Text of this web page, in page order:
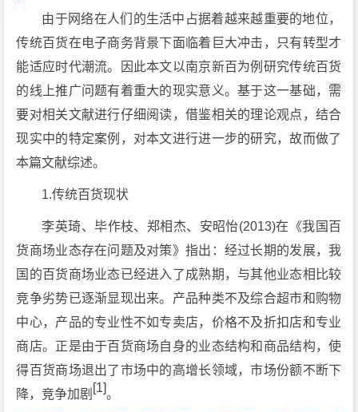
由于网络在人们的生活中占据着越来越重要的地位，
传统百货在电子商务背景下面临着巨大冲击，只有转型才
能适应时代潮流。因此本文以南京新百为例研究传统百货
的线上推广问题有着重大的现实意义。基于这一基础，需
要对相关文献进行仔细阅读，借鉴相关的理论观点，结合
现实中的特定案例，对本文进行进一步的研究，故而做了
本篇文献综述。
1.传统百货现状
李英琦、毕作枝、郑相杰、安昭怡(2013)在《我国百
货商场业态存在问题及对策》指出：经过长期的发展，我
国的百货商场业态已经进入了成熟期，与其他业态相比较
竞争劣势已逐渐显现出来。产品种类不及综合超市和购物
中心，产品的专业性不如专卖店，价格不及折扣店和专业
商店。正是由于百货商场自身的业态结构和商品结构，使
得百货商场退出了市场中的高增长领域，市场份额不断下
降，竞争加剧 [1]。